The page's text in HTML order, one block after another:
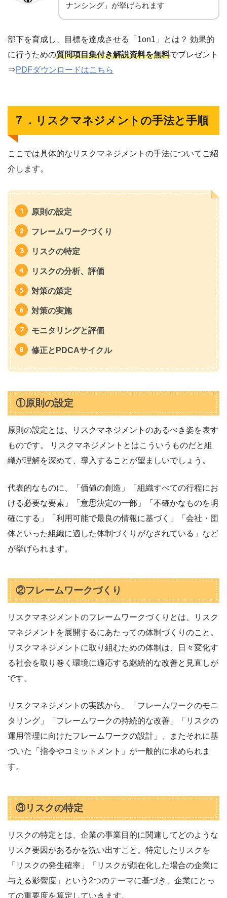
ナンシング」が挙げられます
部下を育成し、目標を達成させる「1on1」とは？ 効果的
に行うための質問項目集付き解説資料を無料でプレゼント
⇒PDFダウンロードはこちら
７．リスクマネジメントの手法と手順
ここでは具体的なリスクマネジメントの手法についてご紹
介します。
原則の設定
フレームワークづくり
リスクの特定
リスクの分析、評価
対策の策定
対策の実施
モニタリングと評価
修正とPDCAサイクル
①原則の設定
原則の設定とは、リスクマネジメントのあるべき姿を表す
ものです。 リスクマネジメントとはこういうものだと組
織が理解を深めて、導入することが望ましいでしょう。
代表的なものに、「価値の創造」「組織すべての行程にお
ける必要な要素」「意思決定の一部」「不確かなものを明
確にする」「利用可能で最良の情報に基づく」「会社・団
体といった組織に適した体制づくりがなされている」など
が挙げられます。
②フレームワークづくり
リスクマネジメントのフレームワークづくりとは、リスク
マネジメントを展開するにあたっての体制づくりのこと。
リスクマネジメントに取り組むための体制は、日々変化す
る社会を取り巻く環境に適応する継続的な改善と見直しが
です。
リスクマネジメントの実践から、「フレームワークのモニ
タリング」「フレームワークの持続的な改善」「リスクの
運用管理に向けたフレームワークの設計」、またそれに基
づいた「指令やコミットメント」が一般的に求められま
す。
③リスクの特定
リスクの特定とは、企業の事業目的に関連してどのような
リスク要因があるかを洗い出すこと。特定したリスクを
「リスクの発生確率」「リスクが顕在化した場合の企業に
与える影響度」という2つのテーマに基づき、企業にとっ
ての重要度を算定していきます。